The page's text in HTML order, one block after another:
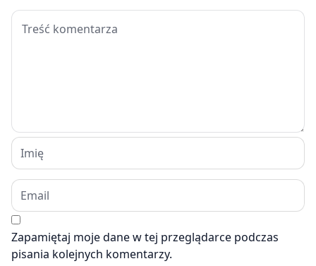
Zapamiętaj moje dane w tej przeglądarce podczas
pisania kolejnych komentarzy.